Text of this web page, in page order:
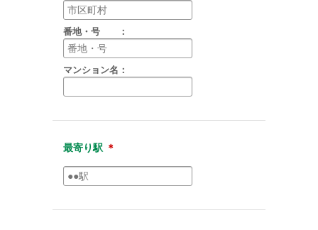
番地・号 ：
マンション名：
最寄り駅 ＊